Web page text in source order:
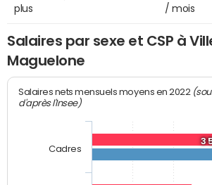
plus
/ mois
Salaires par sexe et CSP à
Maguelone
Salaires nets mensuels moyens en 2022
d'après l'Insee)
3
Cadres